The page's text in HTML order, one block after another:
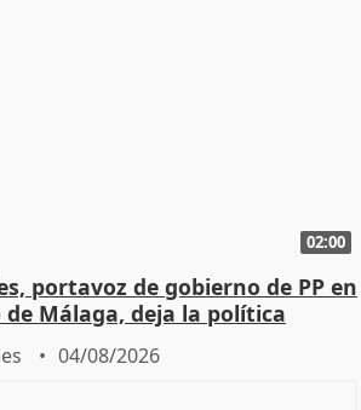
02:00
portavoz de gobierno de PP en
Málaga, deja la política
04/08/2026